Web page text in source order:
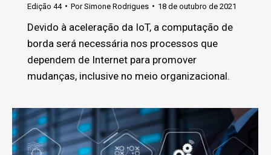
Edição 44 PorSimone Rodrigues 18 de outubro de 2021
Devido à aceleração da IoT, a computação de
borda será necessária nos processos que
dependem de Internet para promover
mudanças, inclusive no meio organizacional.